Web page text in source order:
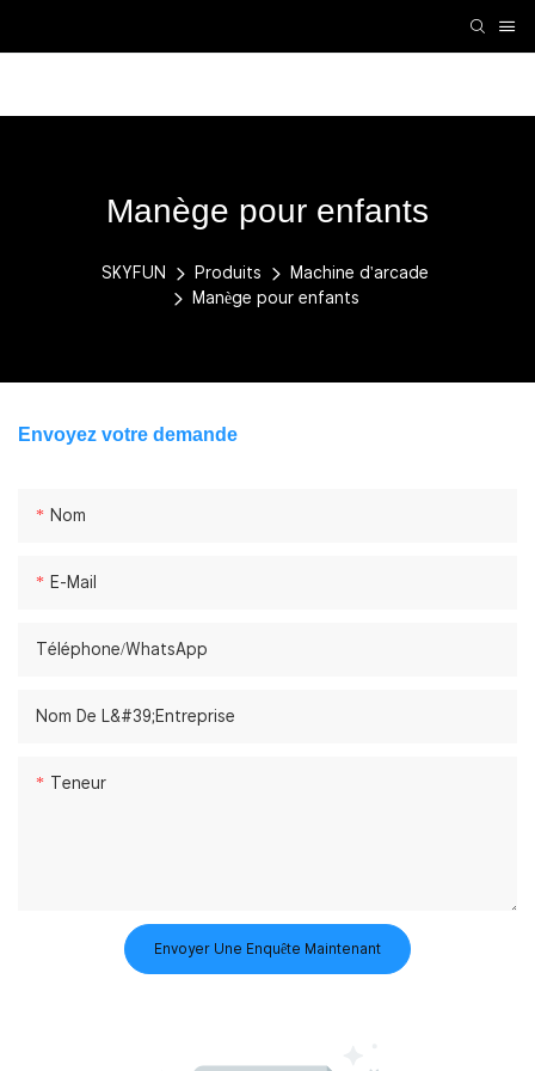
Manège pour enfants
SKYFUN Produits
Machine d'arcade
Manège pour enfants
Envoyez votre demande
Nom
E-Mail
Téléphone/WhatsApp
Nom De L&#39;entreprise
Teneur
Envoyer Une Enquête Maintenant